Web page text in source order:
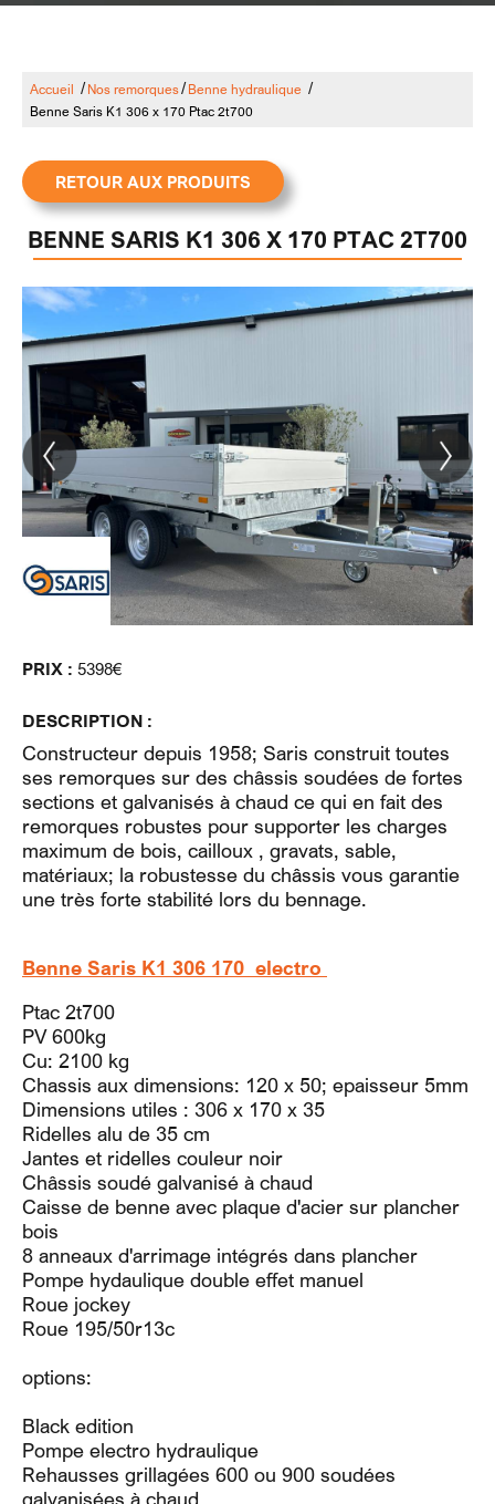
Accueil / Nos remorques/ Benne hydraulique /
Benne Saris K1 306 x 170 Ptac 2t700
RETOUR AUX PRODUITS
BENNE SARIS K1 306 X 170 PTAC 2T700
PRIX : 5398€
DESCRIPTION :
Constructeur depuis 1958; Saris construit toutes
ses remorques sur des châssis soudées de fortes
sections et galvanisés à chaud ce qui en fait des
remorques robustes pour supporter les charges
maximum de bois, cailloux , gravats, sable,
matériaux; la robustesse du châssis vous garantie
une très forte stabilité lors du bennage.
Benne Saris K1 306 170 electro
Ptac 2t700
PV 600kg
Cu: 2100 kg
Chassis aux dimensions: 120 x 50; epaisseur 5mm
Dimensions utiles : 306 x 170 x 35
Ridelles alu de 35 cm
Jantes et ridelles couleur noir
Châssis soudé galvanisé à chaud
Caisse de benne avec plaque d'acier sur plancher
bois
8 anneaux d'arrimage intégrés dans plancher
Pompe hydaulique double effet manuel
Roue jockey
Roue 195/50r13c
options:
Black edition
Pompe electro hydraulique
Rehausses grillagées 600 ou 900 soudées
galvanisées à chaud